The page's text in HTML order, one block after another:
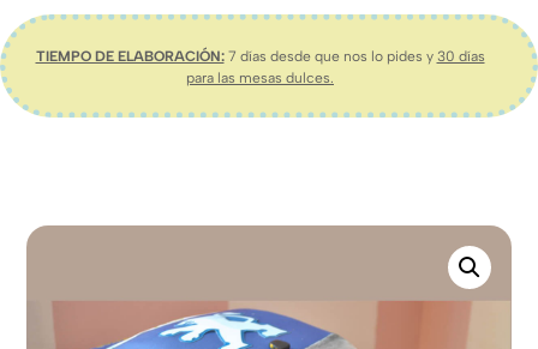
TIEMPO DE ELABORACIÓN:7 días desde que nos lo pides y 30 días
para las mesas dulces.